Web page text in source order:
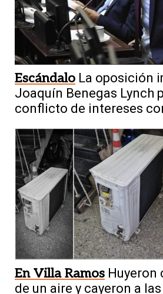
Escándalo La oposición
Joaquín Benegas Lynch
conflicto de intereses
En Villa Ramos Huyeron
de un aire y cayeron a